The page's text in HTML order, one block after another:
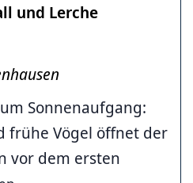
und Lerche
Sonnenaufgang:
frühe Vögel öffnet der
vor dem ersten